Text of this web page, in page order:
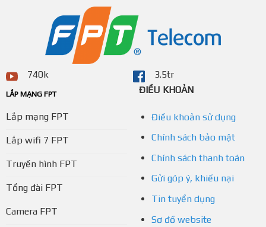
740k 3.5tr
LẮP MẠNG FPT
Lắp mạng FPT
Lắp wifi 7 FPT
Truyền hình FPT
Tổng đài FPT
Camera FPT
ĐIỀU KHOẢN
Điều khoản sử dụng
Chính sách bảo mật
Chính sách thanh toán
Gửi góp ý, khiếu nại
Tin tuyển dụng
Sơ đồ website